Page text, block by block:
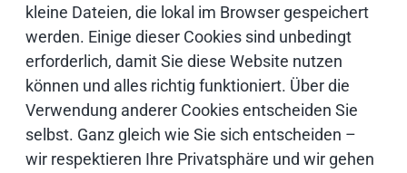
kleine Dateien, die lokal im Browser gespeichert
werden. Einige dieser Cookies sind unbedingt
erforderlich, damit Sie diese Website nutzen
können und alles richtig funktioniert. Über die
Verwendung anderer Cookies entscheiden Sie
selbst. Ganz gleich wie Sie sich entscheiden –
wir respektieren Ihre Privatsphäre und wir gehen
vergrößern. Derzeit unter anderem im Fokus: Die
Entwicklung von Live-Transkription und Live-
Übersetzung von gesprochenem Wort. Erste
Feldversuche waren bereits erfolgreich, erklärt
Heinrich Hammerstein: „Die technische
Machbarkeit haben wir bei einem Hackathon im
Herbst 2025 bereits gezeigt. Dort konnte